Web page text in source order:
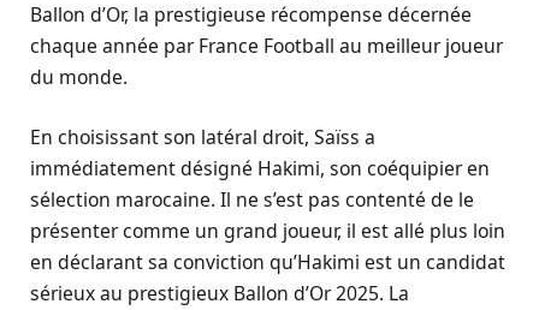
Ballon d’Or, la prestigieuse récompense décernée
chaque année par France Football au meilleur joueur
du monde.
En choisissant son latéral droit, Saïss a
immédiatement désigné Hakimi, son coéquipier en
sélection marocaine. Il ne s’est pas contenté de le
présenter comme un grand joueur, il est allé plus loin
en déclarant sa conviction qu’Hakimi est un candidat
sérieux au prestigieux Ballon d’Or 2025. La